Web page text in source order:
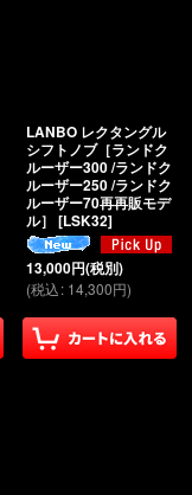
LANBO レクタングル
シフトノブ［ランドク
ルーザー300 /ランドク
ルーザー250 /ランドク
ルーザー70再再販モデ
ル］ [LSK32]
13,000円(税別)
(税込: 14,300円)